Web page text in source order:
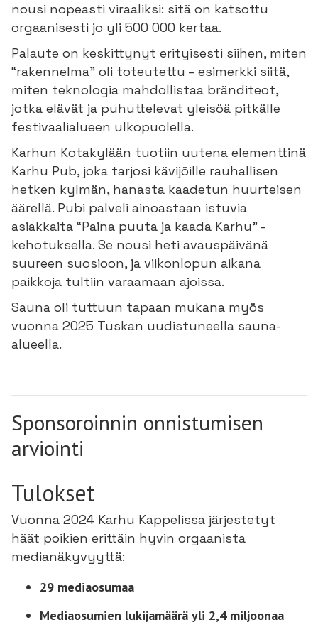
nousi nopeasti viraaliksi: sitä on katsottu
orgaanisesti jo yli 500 000 kertaa.
Palaute on keskittynyt erityisesti siihen, miten
“rakennelma” oli toteutettu – esimerkki siitä,
miten teknologia mahdollistaa bränditeot,
jotka elävät ja puhuttelevat yleisöä pitkälle
festivaalialueen ulkopuolella.
Karhun Kotakylään tuotiin uutena elementtinä
Karhu Pub, joka tarjosi kävijöille rauhallisen
hetken kylmän, hanasta kaadetun huurteisen
äärellä. Pubi palveli ainoastaan istuvia
asiakkaita “Paina puuta ja kaada Karhu” -
kehotuksella. Se nousi heti avauspäivänä
suureen suosioon, ja viikonlopun aikana
paikkoja tultiin varaamaan ajoissa.
Sauna oli tuttuun tapaan mukana myös
vuonna 2025 Tuskan uudistuneella sauna-
alueella.
Sponsoroinnin onnistumisen
arviointi
Tulokset
Vuonna 2024 Karhu Kappelissa järjestetyt
häät poikien erittäin hyvin orgaanista
medianäkyvyyttä:
29 mediaosumaa
Mediaosumien lukijamäärä yli 2,4 miljoonaa